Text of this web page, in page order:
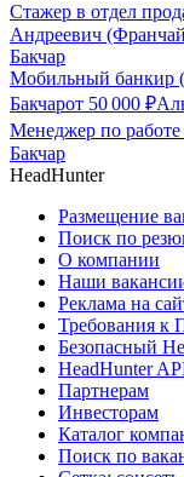
Стажер в отдел
Андреевич
Бакчар
Мобильный банкир
Бакчарот 50 000 ₽
Менеджер по работе
Бакчар
HeadHunter
Размещение
Поиск по
О компании
Наши
Реклама на
Требования к
Безопасный
HeadHunter
Партнерам
Инвесторам
Каталог
Поиск по